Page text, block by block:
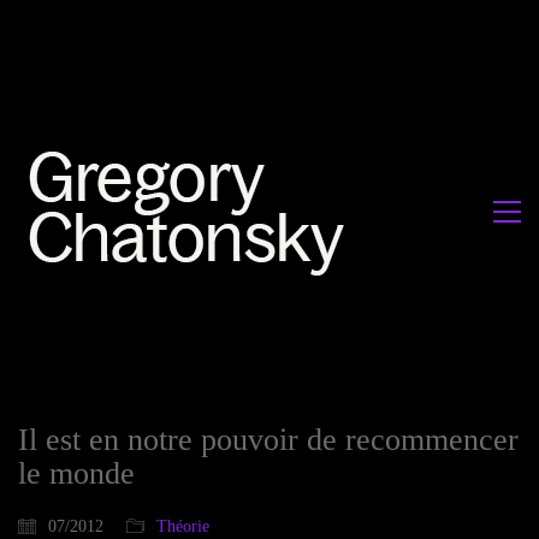
Il est en notre pouvoir de recommencer
le monde
07/2012 Théorie